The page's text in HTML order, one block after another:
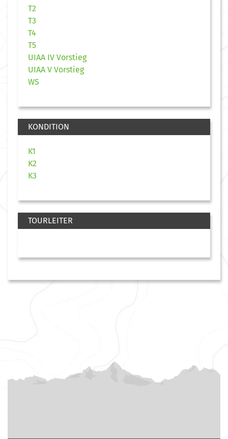
T2
T3
T4
T5
UIAA IV Vorstieg
UIAA V Vorstieg
WS
KONDITION
K1
K2
K3
TOURLEITER